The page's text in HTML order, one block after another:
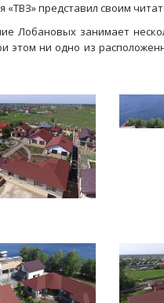
«ТВЗ» представил своим
Лобановых занимает
этом ни одно из